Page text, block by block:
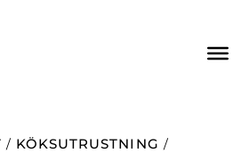
/ KÖKSUTRUSTNING /